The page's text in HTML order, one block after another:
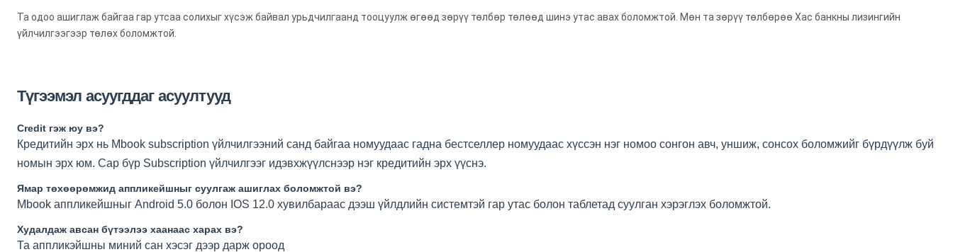
Та одоо ашиглаж байгаа гар утсаа солихыг хүсэж байвал урьдчилгаанд тооцуулж өгөөд зөрүү төлбөр төлөөд шинэ утас авах боломжтой. Мөн та зөрүү төлбөрөө Хас банкны лизингийн
үйлчилгээгээр төлөх боломжтой.
Түгээмэл асуугддаг асуултууд
Credit гэж юу вэ?
Кредитийн эрх нь Mbook subscription үйлчилгээний санд байгаа номуудаас гадна бестселлер номуудаас хүссэн нэг номоо сонгон авч, уншиж, сонсох боломжийг бүрдүүлж буй
номын эрх юм. Сар бүр Subscription үйлчилгээг идэвхжүүлснээр нэг кредитийн эрх үүснэ.
Ямар төхөөрөмжид аппликейшныг суулгаж ашиглах боломжтой вэ?
Mbook аппликейшныг Android 5.0 болон IOS 12.0 хувилбараас дээш үйлдлийн системтэй гар утас болон таблетад суулган хэрэглэх боломжтой.
Худалдаж авсан бүтээлээ хаанаас харах вэ?
Та аппликэйшны миний сан хэсэг дээр дарж ороод